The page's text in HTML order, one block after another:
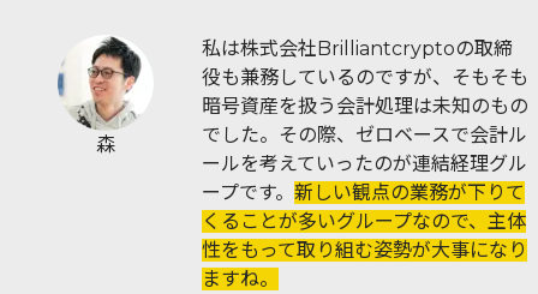
森
私は株式会社Brilliantcryptoの取締
役も兼務しているのですが、そもそも
暗号資産を扱う会計処理は未知のもの
でした。その際、ゼロベースで会計ル
ールを考えていったのが連結経理グル
ープです。 新しい観点の業務が下りて
くることが多いグループなので、主体
性をもって取り組む姿勢が大事になり
ますね。